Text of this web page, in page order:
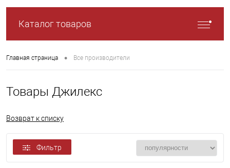
Каталог товаров
Главная страница • Все производители
Товары Джилекс
Возврат к списку
Фильтр